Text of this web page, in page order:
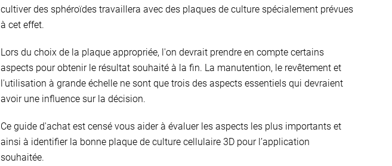
cultiver des sphéroïdes travaillera avec des plaques de culture spécialement prévues
à cet effet.
Lors du choix de la plaque appropriée, l'on devrait prendre en compte certains
aspects pour obtenir le résultat souhaité à la fin. La manutention, le revêtement et
l'utilisation à grande échelle ne sont que trois des aspects essentiels qui devraient
avoir une influence sur la décision.
Ce guide d'achat est censé vous aider à évaluer les aspects les plus importants et
ainsi à identifier la bonne plaque de culture cellulaire 3D pour l’application
souhaitée.